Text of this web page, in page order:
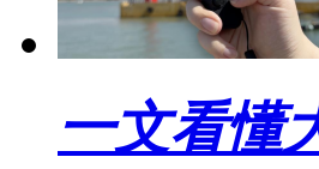
一文看懂